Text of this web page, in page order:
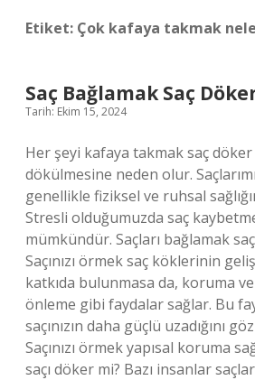
Etiket: Çok kafaya takmak
Saç Bağlamak Saç
Tarih: Ekim 15, 2024
Her şeyi kafaya takmak saç döker
dökülmesine neden olur.
genellikle fiziksel ve ruhsal
Stresli olduğumuzda saç
mümkündür. Saçları bağlamak
Saçınızı örmek saç köklerinin
katkıda bulunmasa da, koruma ve
önleme gibi faydalar sağlar. Bu
saçınızın daha güçlü uzadığını
Saçınızı örmek yapısal koruma
saçı döker mi? Bazı insanlar